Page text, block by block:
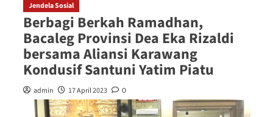
Jendela Sosial
Berbagi Berkah Ramadhan,
Bacaleg Provinsi Dea Eka Rizaldi
bersama Aliansi Karawang
Kondusif Santuni Yatim Piatu
admin 17 April 2023 0